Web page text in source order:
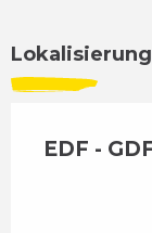
Lokalisierung
EDF -